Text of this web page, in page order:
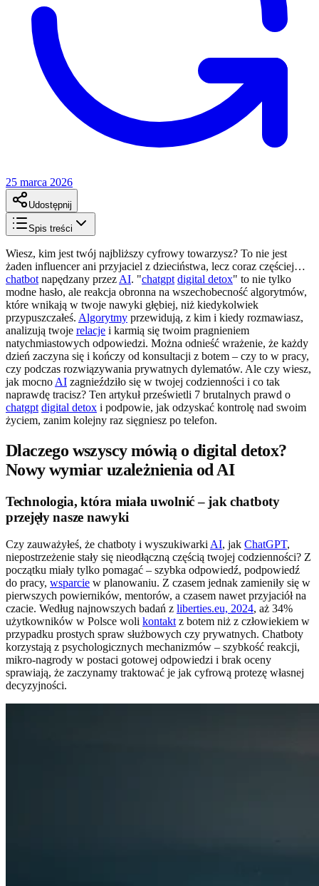
25 marca 2026
Udostępnij
Spis treści
Wiesz, kim jest twój najbliższy cyfrowy towarzysz? To nie jest
żaden influencer ani przyjaciel z dzieciństwa, lecz coraz częściej…
chatbot napędzany przez AI. "chatgpt digital detox" to nie tylko
modne hasło, ale reakcja obronna na wszechobecność algorytmów,
które wnikają w twoje nawyki głębiej, niż kiedykolwiek
przypuszczałeś. Algorytmy przewidują, z kim i kiedy rozmawiasz,
analizują twoje relacje i karmią się twoim pragnieniem
natychmiastowych odpowiedzi. Można odnieść wrażenie, że każdy
dzień zaczyna się i kończy od konsultacji z botem – czy to w pracy,
czy podczas rozwiązywania prywatnych dylematów. Ale czy wiesz,
jak mocno AI zagnieździło się w twojej codzienności i co tak
naprawdę tracisz? Ten artykuł prześwietli 7 brutalnych prawd o
chatgpt digital detox i podpowie, jak odzyskać kontrolę nad swoim
życiem, zanim kolejny raz sięgniesz po telefon.
Dlaczego wszyscy mówią o digital detox?
Nowy wymiar uzależnienia od AI
Technologia, która miała uwolnić – jak chatboty
przejęły nasze nawyki
Czy zauważyłeś, że chatboty i wyszukiwarki AI, jak ChatGPT,
niepostrzeżenie stały się nieodłączną częścią twojej codzienności? Z
początku miały tylko pomagać – szybka odpowiedź, podpowiedź
do pracy, wsparcie w planowaniu. Z czasem jednak zamieniły się w
pierwszych powierników, mentorów, a czasem nawet przyjaciół na
czacie. Według najnowszych badań z liberties.eu, 2024, aż 34%
użytkowników w Polsce woli kontakt z botem niż z człowiekiem w
przypadku prostych spraw służbowych czy prywatnych. Chatboty
korzystają z psychologicznych mechanizmów – szybkość reakcji,
mikro-nagrody w postaci gotowej odpowiedzi i brak oceny
sprawiają, że zaczynamy traktować je jak cyfrową protezę własnej
decyzyjności.